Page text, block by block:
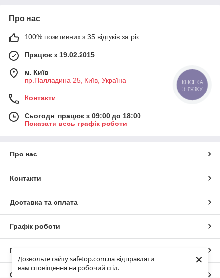
Дозвольте сайту safetop.com.ua відправляти
вам сповіщення на робочий стіл.
×
Про нас
100% позитивних з 35 відгуків за рік
Працює з 19.02.2015
м. Київ
пр.Палладина 25, Київ, Україна
Контакти
Сьогодні працює з 09:00 до 18:00
Показати весь графік роботи
Про нас
Контакти
Доставка та оплата
Графік роботи
Повна версія сайту
Сайт створено на маркетплейсі
КНОПКА
ЗВ'ЯЗКУ